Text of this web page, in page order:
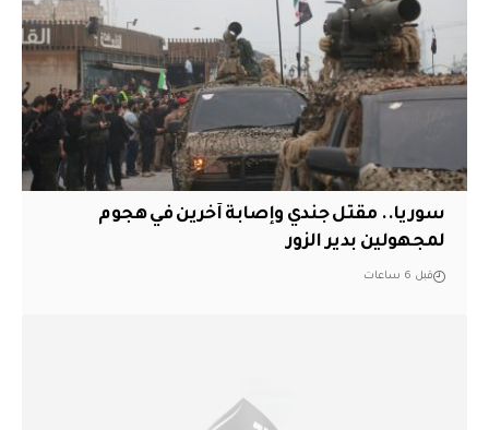
سوريا.. مقتل جندي وإصابة آخرين في هجوم
لمجهولين بدير الزور
قبل 6 ساعات